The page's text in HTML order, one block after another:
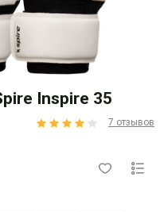
Inspire 35
7 отзывов